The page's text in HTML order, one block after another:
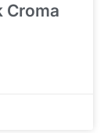
Croma